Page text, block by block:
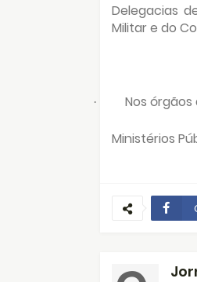
Delegacias
Militar e do
· Nos
Ministérios